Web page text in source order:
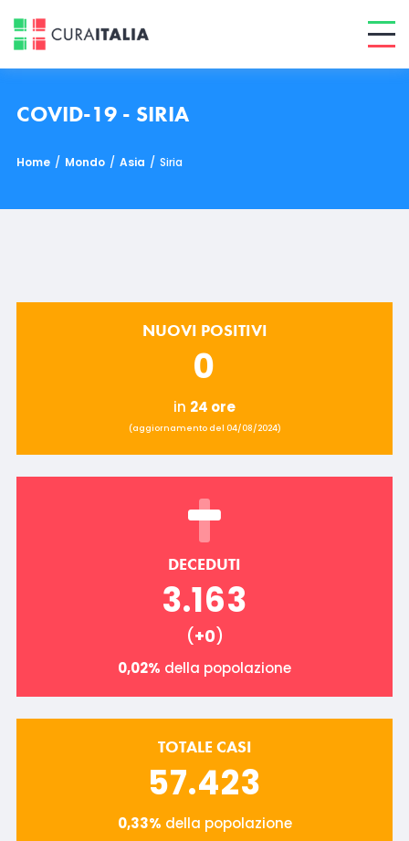
COVID-19 - SIRIA
Home / Mondo / Asia / Siria
NUOVI POSITIVI
0
in 24 ore
(aggiornamento del 04/08/2024)
DECEDUTI
3.163
(+0)
0,02% della popolazione
TOTALE CASI
57.423
0,33% della popolazione